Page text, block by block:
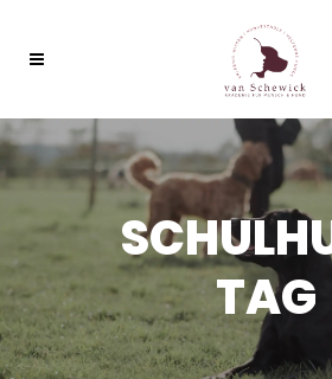
TAG